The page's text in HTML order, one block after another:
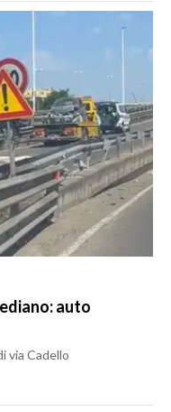
auto
via Cadello